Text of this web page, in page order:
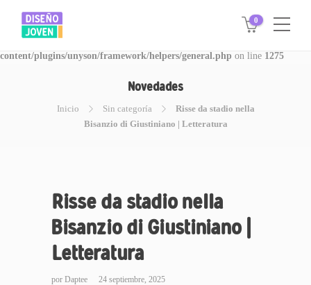
Warning: Invalid argument supplied for foreach() in
/www/disegnojoven.com.ar/htdocs/wp-
content/plugins/unyson/framework/helpers/general.php on line 1275
0
Novedades
Inicio Sin categoría
Risse da stadio nella
Bisanzio di Giustiniano | Letteratura
Risse da stadio nella
Bisanzio di Giustiniano |
Letteratura
por Daptee
24 septiembre, 2025